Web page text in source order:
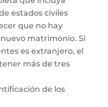
estados civiles
que no hay
matrimonio. Si
es extranjero, el
más de tres
de los